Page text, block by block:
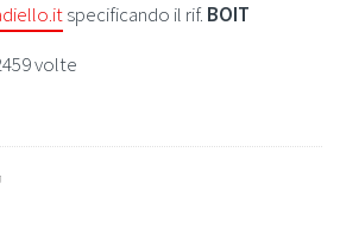
specificando il rif. BOIT
volte